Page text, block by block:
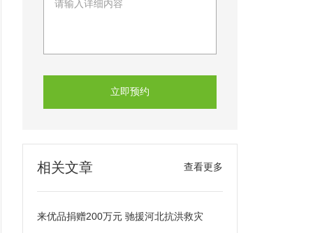
立即预约
相关文章 查看更多
来优品捐赠200万元 驰援河北抗洪救灾